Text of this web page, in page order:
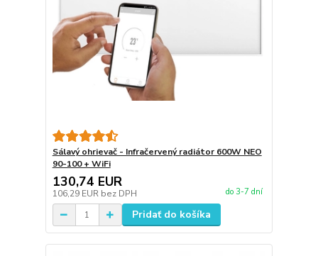
Sálavý ohrievač - Infračervený radiátor 600W NEO
90-100 + WiFi
130,74 EUR
106,29 EUR bez DPH do 3-7 dní
Pridať do košíka